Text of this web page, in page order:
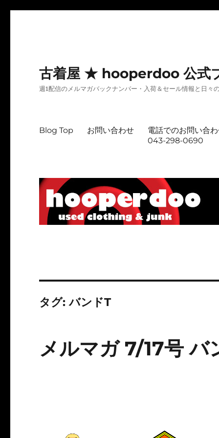
古着屋 ★ hooperdoo 公式
週1配信のメルマガバックナンバー・入荷＆セール情報と日々
Blog Top お問い合わせ
電話でのお問い合
043-298-0690
タグ:バンドT
メルマガ 7/17号 バ